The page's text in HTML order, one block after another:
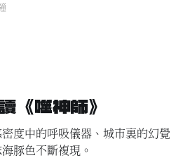
《噬神師》
密度中的呼吸儀器、城市裏的幻覺
豚色不斷複現。